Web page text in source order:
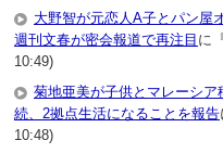
大野智が元恋人A子とパン屋
週刊文春が密会報道で再注目 に
10:49)
菊地亜美が子供とマレーシ
続、2拠点生活になることを報告
10:48)